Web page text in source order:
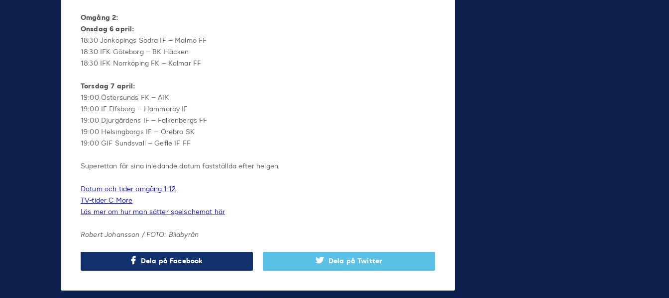
Omgång 2:
Onsdag 6 april:
18:30 Jönköpings Södra IF – Malmö FF
18:30 IFK Göteborg – BK Häcken
18:30 IFK Norrköping FK – Kalmar FF
Torsdag 7 april:
19:00 Östersunds FK – AIK
19:00 IF Elfsborg – Hammarby IF
19:00 Djurgårdens IF – Falkenbergs FF
19:00 Helsingborgs IF – Örebro SK
19:00 GIF Sundsvall – Gefle IF FF
Superettan får sina inledande datum fastställda efter helgen.
Datum och tider omgång 1-12
TV-tider C More
Läs mer om hur man sätter spelschemat här
Robert Johansson / FOTO: Bildbyrån
Dela på Facebook Dela på Twitter